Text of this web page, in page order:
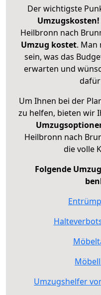
Der wichtigste
Umzugskosten!
Heilbronn nach
Umzug kostet. Man
sein, was das
erwarten und
Um Ihnen bei der
zu helfen, bieten wir
Heilbronn nach
die volle
Folgende
Umzugshelfer